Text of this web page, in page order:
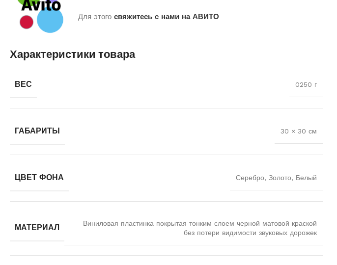
Для этого свяжитесь с нами на АВИТО
Характеристики товара
ВЕС 0250 г
ГАБАРИТЫ 30 × 30 см
ЦВЕТ ФОНА Серебро, Золото, Белый
МАТЕРИАЛ
Виниловая пластинка покрытая тонким слоем черной матовой краской
без потери видимости звуковых дорожек